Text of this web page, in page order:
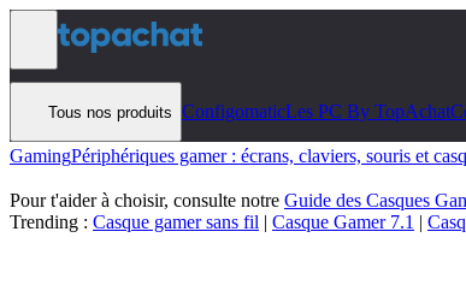
Aller au contenu
Tous nos produits ConfigomaticLes PC By TopAchat
GamingPériphériques gamer : écrans, claviers, souris et
Pour t'aider à choisir, consulte notre Guide des Casques
Trending : Casque gamer sans fil | Casque Gamer 7.1 |